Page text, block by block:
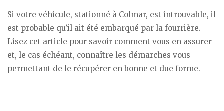
Si votre véhicule, stationné à Colmar, est introuvable, il
est probable qu’il ait été embarqué par la fourrière.
Lisez cet article pour savoir comment vous en assurer
et, le cas échéant, connaître les démarches vous
permettant de le récupérer en bonne et due forme.